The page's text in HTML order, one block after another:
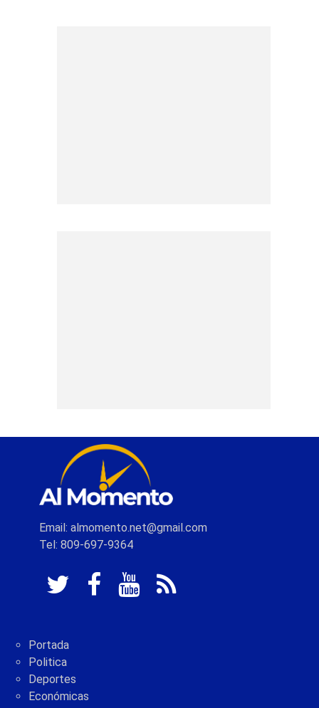
Email: almomento.net@gmail.com
Tel: 809-697-9364
Portada
Politica
Deportes
Económicas